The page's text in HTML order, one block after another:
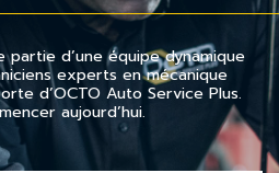
partie d’une équipe dynamique
experts en mécanique
d’OCTO Auto Service Plus.
aujourd’hui.